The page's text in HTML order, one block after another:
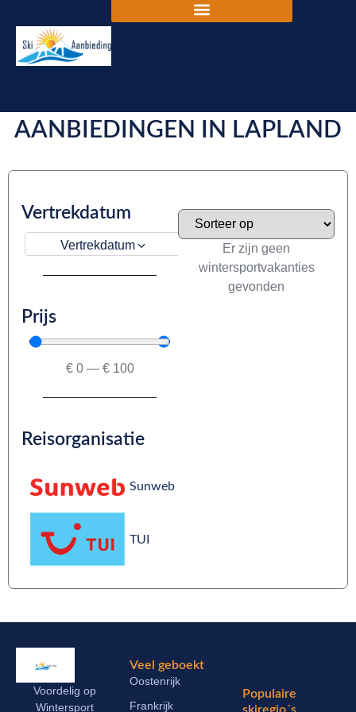
AANBIEDINGEN IN LAPLAND
Vertrekdatum
Vertrekdatum
Prijs
€ 0 — € 100
Reisorganisatie
Sunweb
TUI
Er zijn geen
wintersportvakanties
gevonden
Voordelig op
Wintersport
Veel geboekt
Oostenrijk
Frankrijk
Populaire